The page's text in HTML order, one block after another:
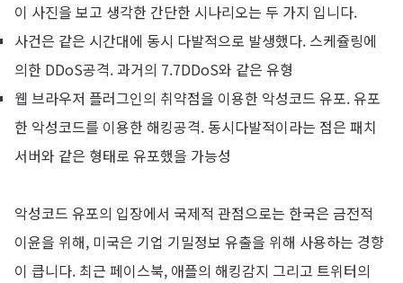
이 사진을 보고 생각한 간단한 시나리오는 두 가지 입니다.
사건은 같은 시간대에 동시 다발적으로 발생했다. 스케쥴링에
의한 DDoS공격. 과거의 7.7DDoS와 같은 유형
웹 브라우저 플러그인의 취약점을 이용한 악성코드 유포. 유포
한 악성코드를 이용한 해킹공격. 동시다발적이라는 점은 패치
서버와 같은 형태로 유포했을 가능성
악성코드 유포의 입장에서 국제적 관점으로는 한국은 금전적
이윤을 위해, 미국은 기업 기밀정보 유출을 위해 사용하는 경향
이 큽니다. 최근 페이스북, 애플의 해킹감지 그리고 트위터의